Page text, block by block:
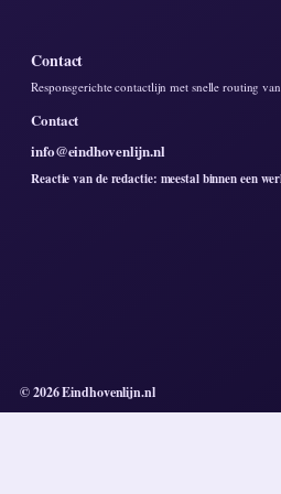
Contact
Responsgerichte contactlijn met snelle routing
Contact
info@eindhovenlijn.nl
Reactie van de redactie: meestal binnen een
© 2026 Eindhovenlijn.nl